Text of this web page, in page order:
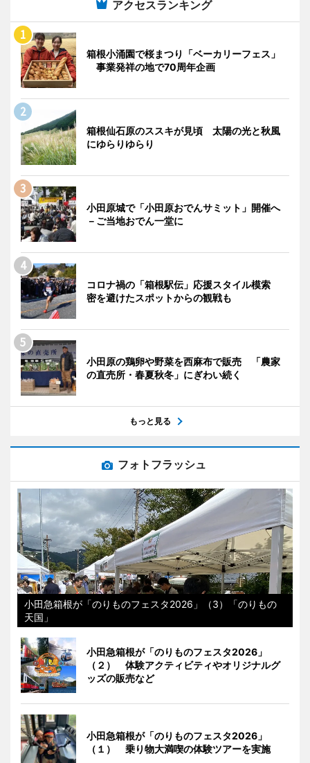
アクセスランキング
箱根小涌園で桜まつり「ベーカリーフェス」
事業発祥の地で70周年企画
箱根仙石原のススキが見頃 太陽の光と秋風
にゆらりゆらり
小田原城で「小田原おでんサミット」開催へ
－ご当地おでん一堂に
コロナ禍の「箱根駅伝」応援スタイル模索
密を避けたスポットからの観戦も
小田原の鶏卵や野菜を西麻布で販売 「農家
の直売所・春夏秋冬」にぎわい続く
もっと見る
フォトフラッシュ
小田急箱根が「のりものフェスタ2026」（3）「のりもの
天国」
小田急箱根が「のりものフェスタ2026」
（２） 体験アクティビティやオリジナルグ
ッズの販売など
小田急箱根が「のりものフェスタ2026」
（１） 乗り物大満喫の体験ツアーを実施